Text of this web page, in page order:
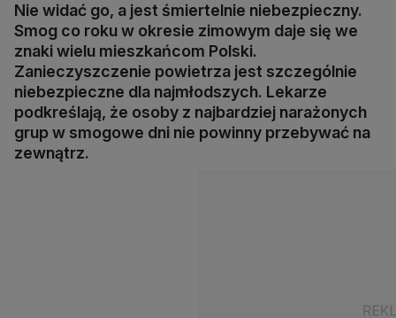
Nie widać go, a jest śmiertelnie niebezpieczny.
Smog co roku w okresie zimowym daje się we
znaki wielu mieszkańcom Polski.
Zanieczyszczenie powietrza jest szczególnie
niebezpieczne dla najmłodszych. Lekarze
podkreślają, że osoby z najbardziej narażonych
grup w smogowe dni nie powinny przebywać na
zewnątrz.